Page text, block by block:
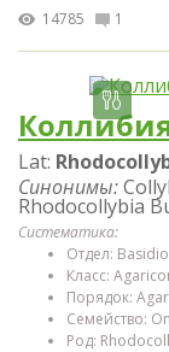
14785
1
Lat:
Синонимы:
Rhodocollybia
Систематика:
Отдел:
Класс:
Порядок:
Семейство:
Род: